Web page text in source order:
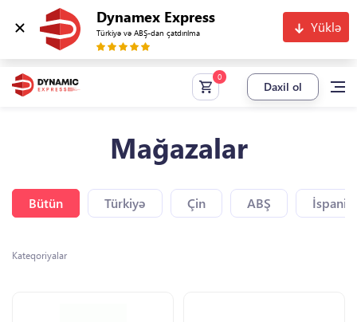
Dynamex Express
Türkiyə və ABŞ-dan çatdırılma Yüklə
Daxil ol
Mağazalar
Bütün Türkiyə Çin ABŞ
Kateqoriyalar